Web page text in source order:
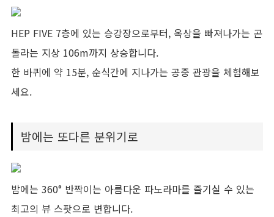
HEP FIVE 7층에 있는 승강장으로부터, 옥상을 빠져나가는 곤
돌라는 지상 106m까지 상승합니다.
한 바퀴에 약 15분, 순식간에 지나가는 공중 관광을 체험해보
세요.
밤에는 또다른 분위기로
밤에는 360° 반짝이는 아름다운 파노라마를 즐기실 수 있는
최고의 뷰 스팟으로 변합니다.